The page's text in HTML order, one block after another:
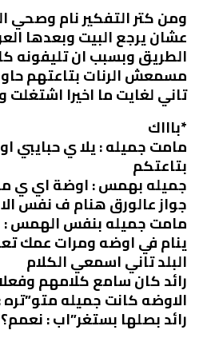
ومن كتر التفكير نام
عشان يرجع البيت وبعدها
الطريق وبسبب ان تليفونه
مسمعش الرنات بتاعتهم
تاني لغايت ما اخيرا اشتغلت
*باااك
مامت جميله : يلا ي حبايبي
بتاعتكم
جميله بهمس : اوضة اي ي
جواز عالورق هنام ف نفس
مامت جميله بنفس الهمس :
ينام في اوضه ومرات عمك
البلد تاني اسمعي الكلام
رائد كان سامع كلامهم
الاوضه كانت جميله متو”تره
رائد بصلها بستغر”اب :